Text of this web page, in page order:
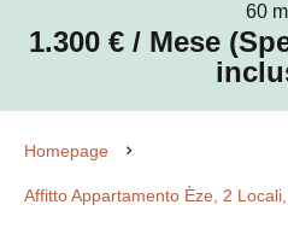
60
1.300 € / Mese
Homepage
Affitto Appartamento Èze, 2